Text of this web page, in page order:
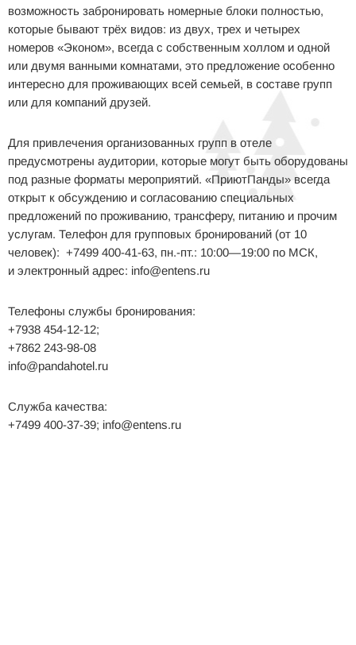
возможность забронировать номерные блоки полностью,
которые бывают трёх видов: из двух, трех и четырех
номеров «Эконом», всегда с собственным холлом и одной
или двумя ванными комнатами, это предложение особенно
интересно для проживающих всей семьей, в составе групп
или для компаний друзей.
Для привлечения организованных групп в отеле
предусмотрены аудитории, которые могут быть оборудованы
под разные форматы мероприятий. «ПриютПанды» всегда
открыт к обсуждению и согласованию специальных
предложений по проживанию, трансферу, питанию и прочим
услугам. Телефон для групповых бронирований (от 10
человек): +7499 400-41-63, пн.-пт.: 10:00—19:00 по МСК,
и электронный адрес: info@entens.ru
Телефоны службы бронирования:
+7938 454-12-12;
+7862 243-98-08
info@pandahotel.ru
Служба качества:
+7499 400-37-39; info@entens.ru